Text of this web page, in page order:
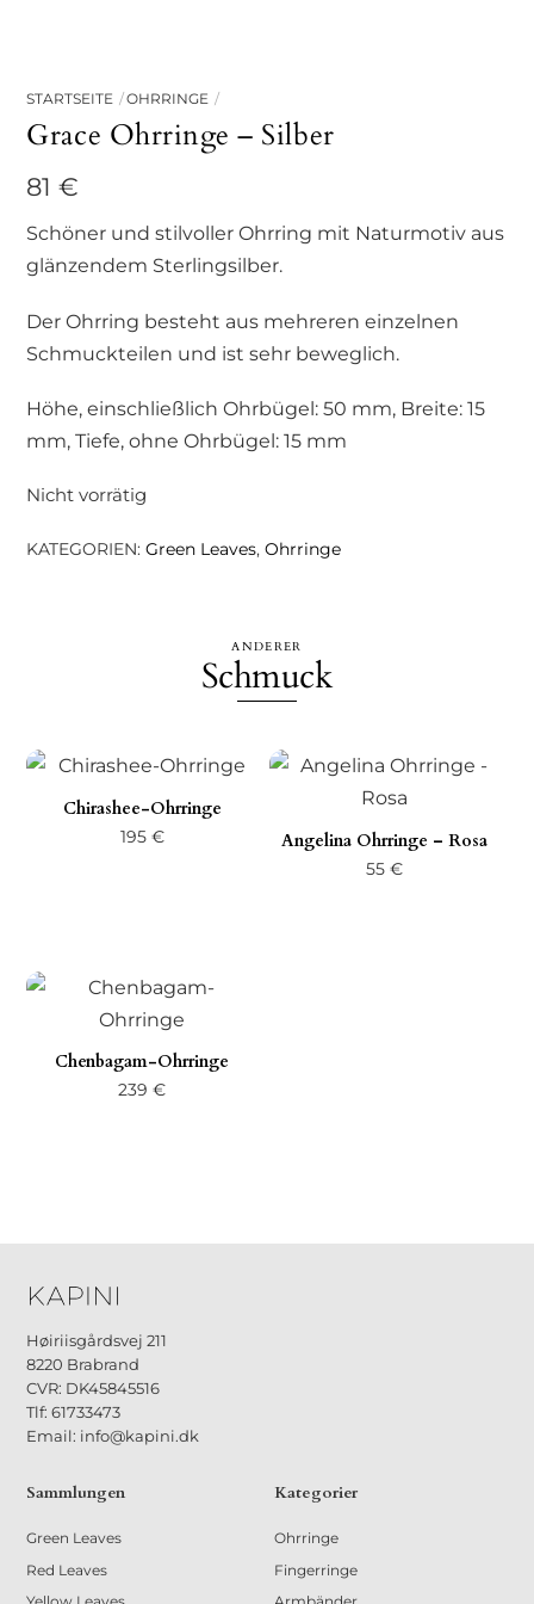
STARTSEITE OHRRINGE
Grace Ohrringe – Silber
81€
Schöner und stilvoller Ohrring mit Naturmotiv aus
glänzendem Sterlingsilber.
Der Ohrring besteht aus mehreren einzelnen
Schmuckteilen und ist sehr beweglich.
Höhe, einschließlich Ohrbügel: 50 mm, Breite: 15
mm, Tiefe, ohne Ohrbügel: 15 mm
Nicht vorrätig
KATEGORIEN:Green Leaves,Ohrringe
ANDERER
Schmuck
Chirashee-Ohrringe
195 € Angelina Ohrringe – Rosa
55€
Chenbagam-Ohrringe
239€
Høiriisgårdsvej 211
8220 Brabrand
CVR: DK45845516
Tlf: 61733473
Email: info@kapini.dk
Sammlungen
Green Leaves
Red Leaves
Kategorier
Ohrringe
Fingerringe